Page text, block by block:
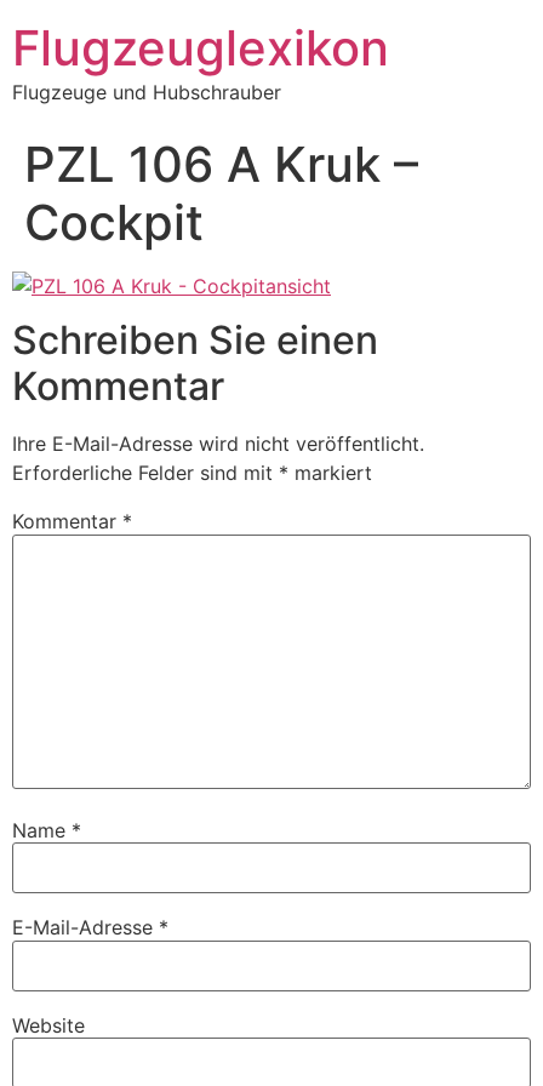
Inhalt
springen
Flugzeuglexikon
Flugzeuge und Hubschrauber
PZL 106 A Kruk –
Cockpit
Schreiben Sie einen
Kommentar
Ihre E-Mail-Adresse wird nicht veröffentlicht.
Erforderliche Felder sind mit * markiert
Kommentar *
Name *
E-Mail-Adresse *
Website